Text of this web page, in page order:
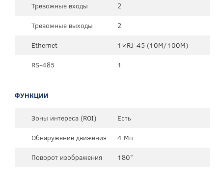
Тревожные входы
2
Тревожные выходы
2
Ethernet
1×RJ-45 (10М/100М)
RS-485
1
ФУНКЦИИ
Зоны интереса (ROI)
Есть
Обнаружение движения
4 Мп
Поворот изображения
180°